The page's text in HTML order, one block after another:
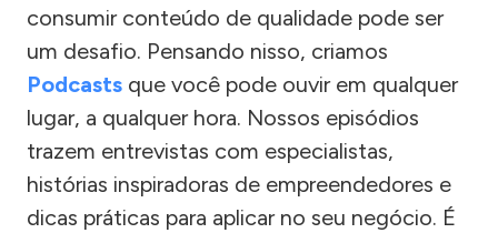
consumir conteúdo de qualidade pode ser
um desafio. Pensando nisso, criamos
Podcasts que você pode ouvir em qualquer
lugar, a qualquer hora. Nossos episódios
trazem entrevistas com especialistas,
histórias inspiradoras de empreendedores e
dicas práticas para aplicar no seu negócio. É